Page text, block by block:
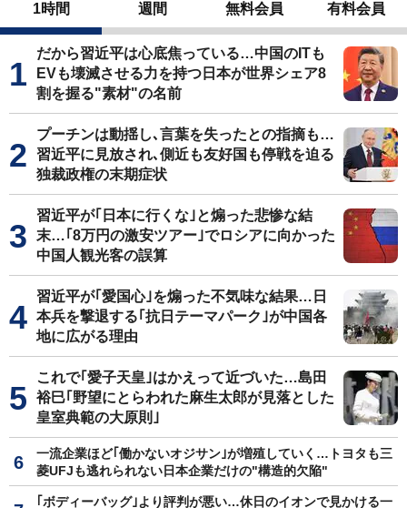
1時間 週間 無料会員 有料会員
だから習近平は心底焦っている…中国のITも
EVも壊滅させる力を持つ日本が世界シェア8
割を握る"素材"の名前
プーチンは動揺し､言葉を失ったとの指摘も…
習近平に見放され､側近も友好国も停戦を迫る
独裁政権の末期症状
習近平が｢日本に行くな｣と煽った悲惨な結
末…｢8万円の激安ツアー｣でロシアに向かった
中国人観光客の誤算
習近平が｢愛国心｣を煽った不気味な結果…日
本兵を撃退する｢抗日テーマパーク｣が中国各
地に広がる理由
これで｢愛子天皇｣はかえって近づいた…島田
裕巳｢野望にとらわれた麻生太郎が見落とした
皇室典範の大原則｣
一流企業ほど｢働かないオジサン｣が増殖していく…トヨタも三
菱UFJも逃れられない日本企業だけの"構造的欠陥"
｢ボディーバッグ｣より評判が悪い…休日のイオンで見かける一